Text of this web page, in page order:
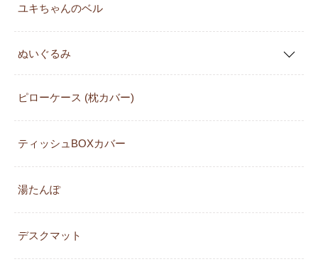
ユキちゃんのベル
ぬいぐるみ
ピローケース (枕カバー)
ティッシュBOXカバー
湯たんぽ
デスクマット